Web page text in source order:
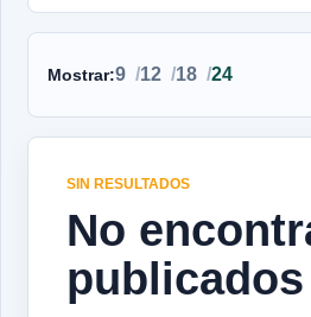
Mostrar:9 12 18 24
SIN RESULTADOS
No